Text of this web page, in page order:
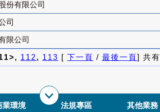
份有限公司
司
限公司
112, 113 [ 下一頁 / 最後一頁] 共有
業環境 法規專區 其他業務